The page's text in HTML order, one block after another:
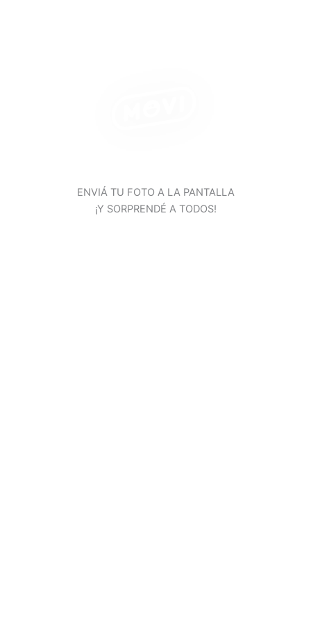
ENVIÁ TU FOTO A LA PANTALLA
¡Y SORPRENDÉ A TODOS!